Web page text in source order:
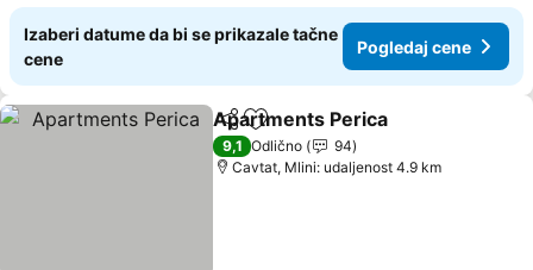
Izaberi datume da bi se prikazale tačne
cene
Pogledaj cene
Deli Dodati u favorite
Apartments Perica
9,1 Odlično
94
Cavtat, Mlini: udaljenost 4.9 km